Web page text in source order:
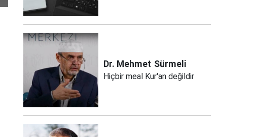
Dr. Mehmet Sürmeli
Hiçbir meal Kur'an değildir